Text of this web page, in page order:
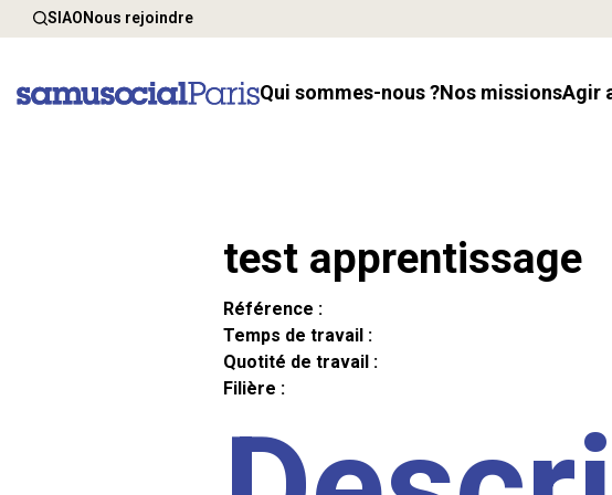
SIAONous rejoindre
Qui sommes-nous ? Nos missions
test apprentissage
Référence :
Temps de travail :
Quotité de travail :
Filière :